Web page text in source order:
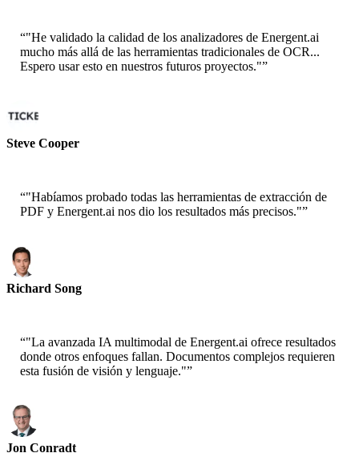
“"He validado la calidad de los analizadores de Energent.ai
mucho más allá de las herramientas tradicionales de OCR...
Espero usar esto en nuestros futuros proyectos."”
Steve Cooper
“"Habíamos probado todas las herramientas de extracción de
PDF y Energent.ai nos dio los resultados más precisos."”
Richard Song
“"La avanzada IA multimodal de Energent.ai ofrece resultados
donde otros enfoques fallan. Documentos complejos requieren
esta fusión de visión y lenguaje."”
Jon Conradt